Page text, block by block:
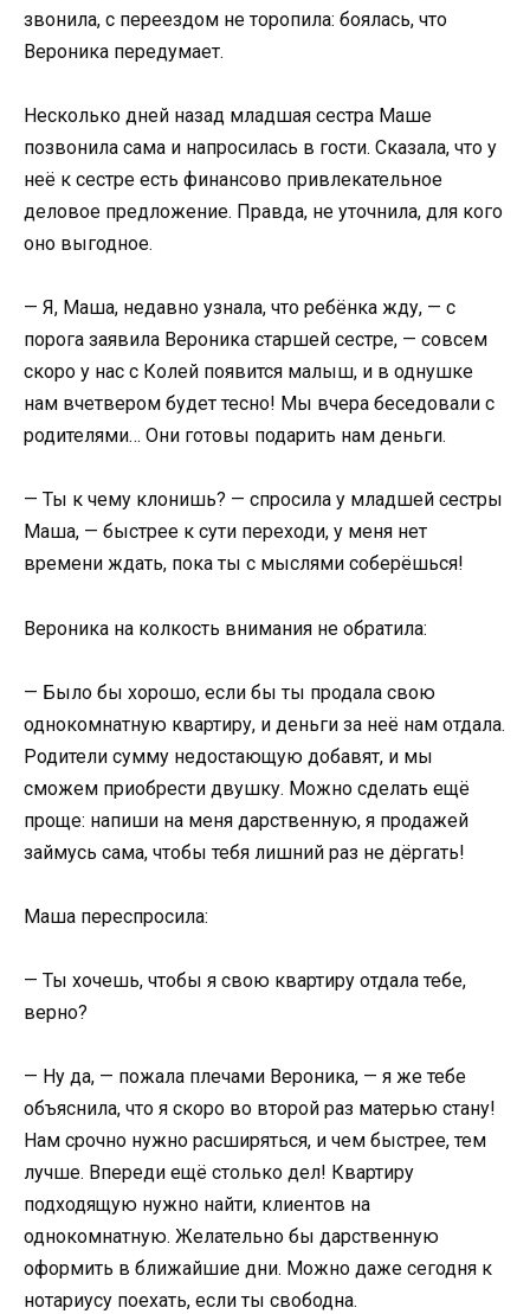
звонила, с переездом не торопила: боялась, что
Вероника передумает.
Несколько дней назад младшая сестра Маше
позвонила сама и напросилась в гости. Сказала, что у
неё к сестре есть финансово привлекательное
деловое предложение. Правда, не уточнила, для кого
оно выгодное.
— Я, Маша, недавно узнала, что ребёнка жду, — с
порога заявила Вероника старшей сестре, — совсем
скоро у нас с Колей появится малыш, и в однушке
нам вчетвером будет тесно! Мы вчера беседовали с
родителями… Они готовы подарить нам деньги.
— Ты к чему клонишь? — спросила у младшей сестры
Маша, — быстрее к сути переходи, у меня нет
времени ждать, пока ты с мыслями соберёшься!
Вероника на колкость внимания не обратила:
— Было бы хорошо, если бы ты продала свою
однокомнатную квартиру, и деньги за неё нам отдала.
Родители сумму недостающую добавят, и мы
сможем приобрести двушку. Можно сделать ещё
проще: напиши на меня дарственную, я продажей
займусь сама, чтобы тебя лишний раз не дёргать!
Маша переспросила:
— Ты хочешь, чтобы я свою квартиру отдала тебе,
верно?
— Ну да, — пожала плечами Вероника, — я же тебе
объяснила, что я скоро во второй раз матерью стану!
Нам срочно нужно расширяться, и чем быстрее, тем
лучше. Впереди ещё столько дел! Квартиру
подходящую нужно найти, клиентов на
однокомнатную. Желательно бы дарственную
оформить в ближайшие дни. Можно даже сегодня к
нотариусу поехать, если ты свободна.